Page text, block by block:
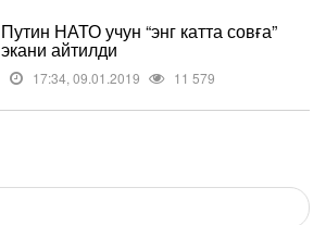
Путин НАТО учун “энг катта совға”
экани айтилди
17:34, 09.01.2019 11 579